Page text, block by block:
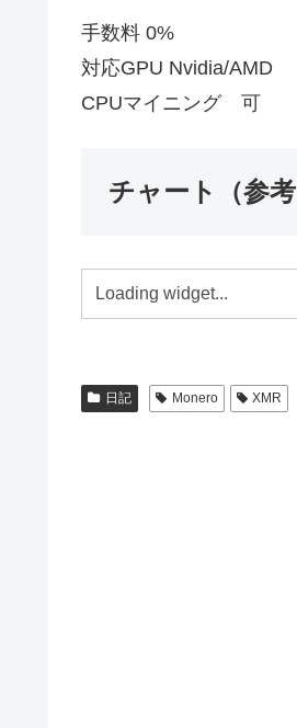
手数料 0%
対応GPU Nvidia/AMD
CPUマイニング 可
チャート（参考
日記 Monero XMR